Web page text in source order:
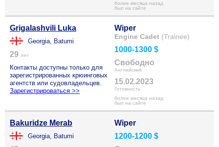
более месяца назад
был на сайте
Grigalashvili Luka
Georgia, Batumi
29 лет
Контакты доступны только для
зарегистрированных крюинговых
агентств или судовладельцев.
Зарегистрироваться >>
Wiper
Engine Cadet (Trainee)
1000-1300 $
Свободно
Английский
15.02.2023
Готовность
более месяца назад
был на сайте
Bakuridze Merab
Georgia, Batumi
Wiper
1200-1200 $